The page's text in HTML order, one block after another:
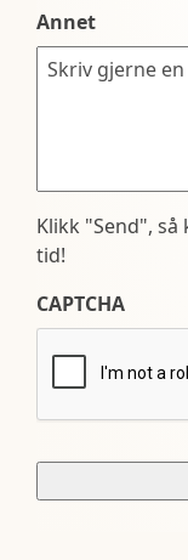
Annet
Klikk "Send",
tid!
CAPTCHA